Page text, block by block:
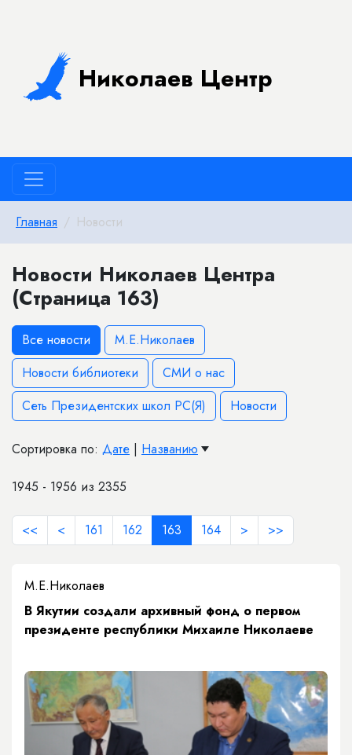
Николаев Центр
Главная Новости
Новости Николаев Центра
(Страница 163)
Все новости
М.Е.Николаев
Новости библиотеки
СМИ о нас
Сеть Президентских школ РС(Я)
Новости
Сортировка по: Дате | Названию
1945 - 1956 из 2355
<< < 161 162 163 164 > >>
М.Е.Николаев
В Якутии создали архивный фонд о первом
президенте республики Михаиле Николаеве